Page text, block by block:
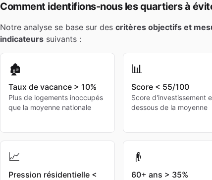
Comment identifions-nous les quartiers à
Notre analyse se base sur des critères objectifs et
indicateurs suivants :
🏚️
Taux de vacance > 10%
Plus de logements inoccupés
que la moyenne nationale
📊
Score < 55/100
Score d'investissement
dessous de la moyenne
📈
Pression résidentielle <
👴
60+ ans > 35%